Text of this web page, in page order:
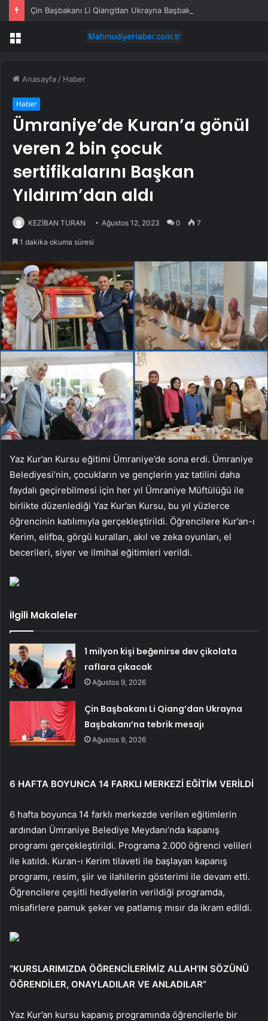
Menü
Anasayfa / Haber
Haber
Ümraniye’de Kuran’a gönül
veren 2 bin çocuk
sertifikalarını Başkan
Yıldırım’dan aldı
KEZİBAN TURAN Ağustos 12, 2023 0 7
1 dakika okuma süresi
Yaz Kur’an Kursu eğitimi Ümraniye’de sona erdi. Ümraniye
Belediyesi’nin, çocukların ve gençlerin yaz tatilini daha
faydalı geçirebilmesi için her yıl Ümraniye Müftülüğü ile
birlikte düzenlediği Yaz Kur’an Kursu, bu yıl yüzlerce
öğrencinin katılımıyla gerçekleştirildi. Öğrencilere Kur’an-ı
Kerim, elifba, görgü kuralları, akıl ve zeka oyunları, el
becerileri, siyer ve ilmihal eğitimleri verildi.
İlgili Makaleler
1 milyon kişi beğenirse dev çikolata
raflara çıkacak
Ağustos 9, 2026
Çin Başbakanı Li Qiang’dan Ukrayna
Başbakanı’na tebrik mesajı
Ağustos 9, 2026
6 HAFTA BOYUNCA 14 FARKLI MERKEZİ EĞİTİM VERİLDİ
6 hafta boyunca 14 farklı merkezde verilen eğitimlerin
ardından Ümraniye Belediye Meydanı’nda kapanış
programı gerçekleştirildi. Programa 2.000 öğrenci velileri
ile katıldı. Kuran-ı Kerim tilaveti ile başlayan kapanış
programı, resim, şiir ve ilahilerin gösterimi ile devam etti.
Öğrencilere çeşitli hediyelerin verildiği programda,
misafirlere pamuk şeker ve patlamış mısır da ikram edildi.
“KURSLARIMIZDA ÖĞRENCİLERİMİZ ALLAH’IN SÖZÜNÜ
ÖĞRENDİLER, ONAYLADILAR VE ANLADILAR”
Yaz Kur’an kursu kapanış programında öğrencilerle bir